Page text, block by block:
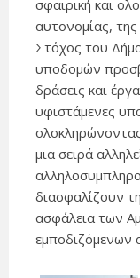
σφαιρική και
αυτονομίας,
Στόχος του
υποδομών
δράσεις και
υφιστάμενες
μια σειρά
διασφαλίζουν
ασφάλεια των
εμποδιζόμενων